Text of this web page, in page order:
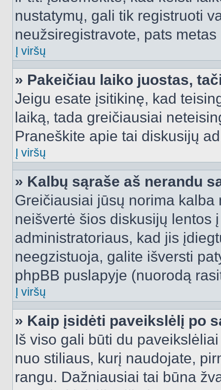
nustatymų, gali tik registruoti
neužsiregistravote, pats
Į viršų
» Pakeičiau laiko juostas,
Jeigu esate įsitikinę, kad
laiką, tada greičiausiai
Praneškite apie tai diskusijų
Į viršų
» Kalbų sąraše aš nerandu
Greičiausiai jūsų norima
neišvertė šios diskusijų lentos
administratoriaus, kad jis
neegzistuoja, galite išversti
phpBB puslapyje (nuorodą
Į viršų
» Kaip įsidėti paveikslėlį po
Iš viso gali būti du
nuo stiliaus, kurį naudojate,
rangu. Dažniausiai tai būna